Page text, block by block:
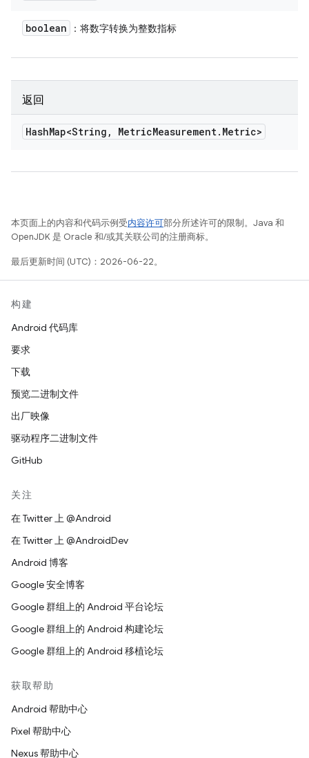
boolean ：将数字转换为整数指标
返回
HashMap<String , MetricMeasurement. Metric>
本页面上的内容和代码示例受内容许可部分所述许可的限制。Java 和
OpenJDK 是 Oracle 和/或其关联公司的注册商标。
最后更新时间 (UTC)：2026-06-22。
构建
Android 代码库
要求
下载
预览二进制文件
出厂映像
驱动程序二进制文件
GitHub
关注
在 Twitter 上 @Android
在 Twitter 上 @AndroidDev
Android 博客
Google 安全博客
Google 群组上的 Android 平台论坛
Google 群组上的 Android 构建论坛
Google 群组上的 Android 移植论坛
获取帮助
Android 帮助中心
Pixel 帮助中心
Nexus 帮助中心